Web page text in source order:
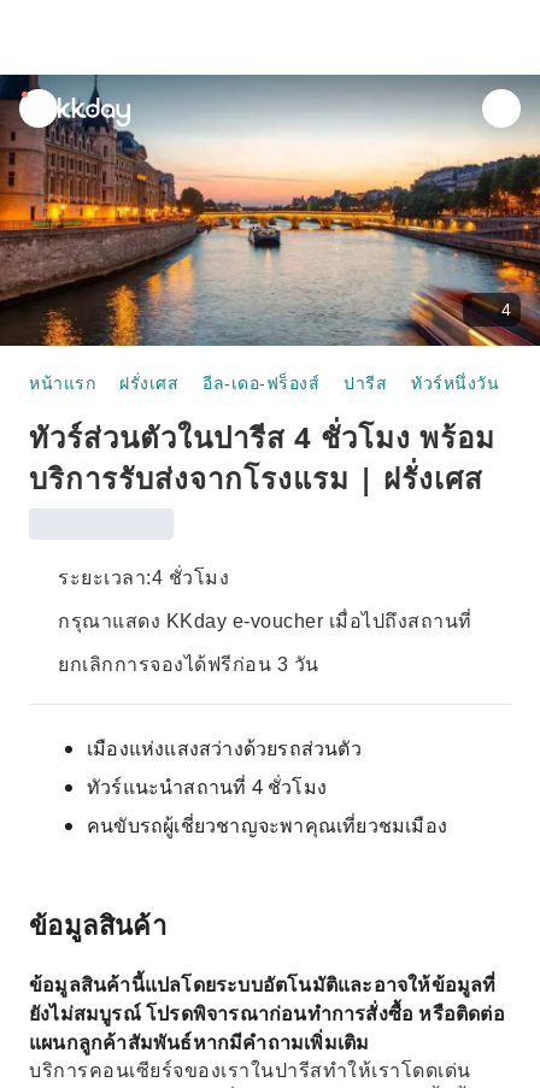
unread
notifications
4
หน้าแรก ฝรั่งเศส อีล-เดอ-ฟร็องส์ ปารีส ทัวร์หนึ่งวัน
ทัวร์ส่วนตัวในปารีส 4 ชั่วโมง พร้อม
บริการรับส่งจากโรงแรม | ฝรั่งเศส
ระยะเวลา:4 ชั่วโมง
กรุณาแสดง KKday e-voucher เมื่อไปถึงสถานที่
ยกเลิกการจองได้ฟรีก่อน 3 วัน
เมืองแห่งแสงสว่างด้วยรถส่วนตัว
ทัวร์แนะนำสถานที่ 4 ชั่วโมง
คนขับรถผู้เชี่ยวชาญจะพาคุณเที่ยวชมเมือง
ข้อมูลสินค้า
ข้อมูลสินค้านี้แปลโดยระบบอัตโนมัติและอาจให้ข้อมูลที่
ยังไม่สมบูรณ์ โปรดพิจารณาก่อนทำการสั่งซื้อ หรือติดต่อ
แผนกลูกค้าสัมพันธ์หากมีคำถามเพิ่มเติม
บริการคอนเซียร์จของเราในปารีสทำให้เราโดดเด่น